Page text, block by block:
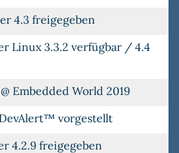
4.3 freigegeben
Linux 3.3.2 verfügbar / 4.4
Embedded World 2019
vorgestellt
4.2.9 freigegeben